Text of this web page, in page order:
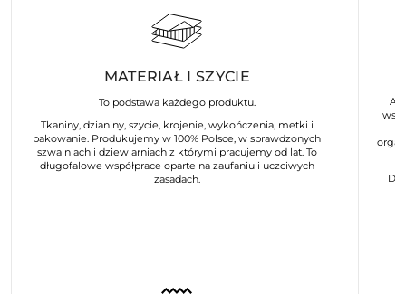
MATERIAŁ I SZYCIE
To podstawa każdego produktu.
Tkaniny, dzianiny, szycie, krojenie, wykończenia, metki i
pakowanie. Produkujemy w 100% Polsce, w sprawdzonych
szwalniach i dziewiarniach z którymi pracujemy od lat. To
długofalowe współprace oparte na zaufaniu i uczciwych
zasadach.